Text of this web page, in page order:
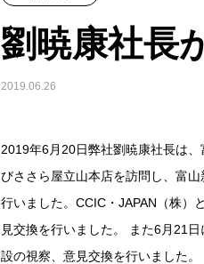
劉暁康社長
2019.06.26
2019年6月20日弊社劉暁康社長は
びささら屋立山本店を訪問し、富
行いました。CCIC・JAPAN（株）
見交換を行いました。 また6月21
設の視察、意見交換を行いました。